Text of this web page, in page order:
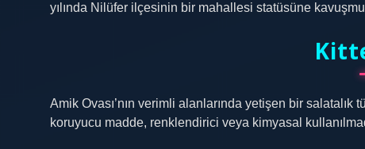
yılında Nilüfer ilçesinin bir mahallesi statüsüne
Amik Ovası’nın verimli alanlarında yetişen bir salatalık
koruyucu madde, renklendirici veya kimyasal